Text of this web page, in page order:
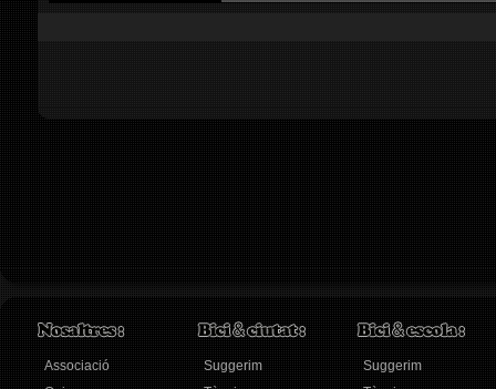
Associació
Suggerim
Suggerim